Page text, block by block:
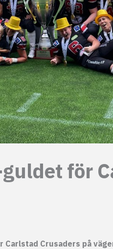
för
Carlstad Crusaders på